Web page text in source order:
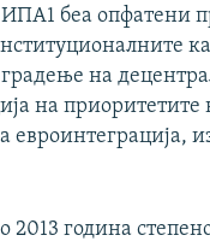
беа опфатени
на
на приоритетите
2013 година